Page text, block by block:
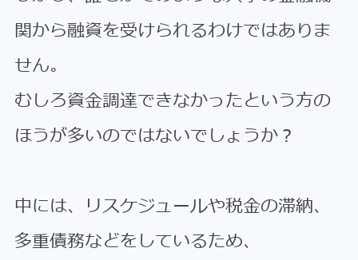
関から融資を受けられるわけではありま
せん。
むしろ資金調達できなかったという方の
ほうが多いのではないでしょうか？
中には、リスケジュールや税金の滞納、
多重債務などをしているため、